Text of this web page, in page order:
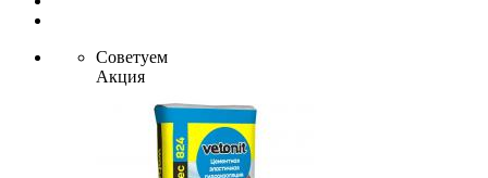
Советуем
Акция